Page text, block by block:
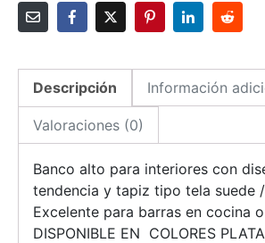
Descripción Información
Valoraciones (0)
Banco alto para interiores con
tendencia y tapiz tipo tela suede
Excelente para barras en cocina
DISPONIBLE EN COLORES